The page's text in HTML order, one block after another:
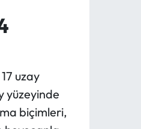
uzay
yüzeyinde
biçimleri,